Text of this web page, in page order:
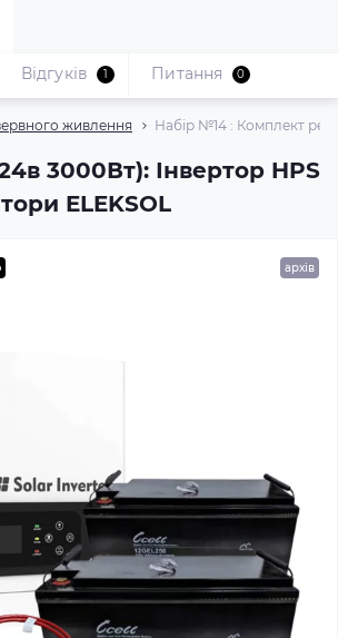
живлення Набір №14 : Комплект
3000Вт): Інвертор HPS
ELEKSOL
Відгуків 1 Питання 0
архів